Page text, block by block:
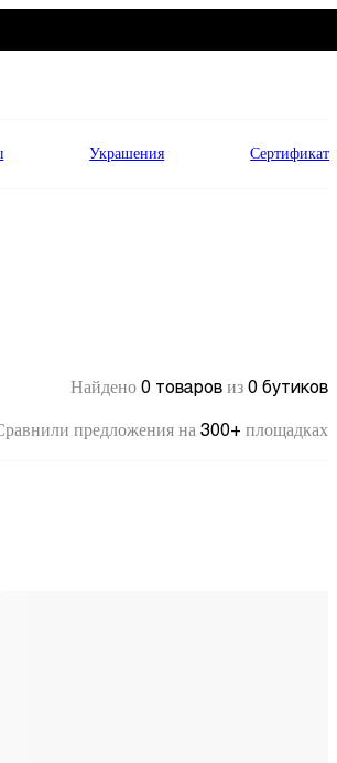
Украшения Сертификат
Найдено 0 товаров из 0 бутиков
предложения на 300+ площадках